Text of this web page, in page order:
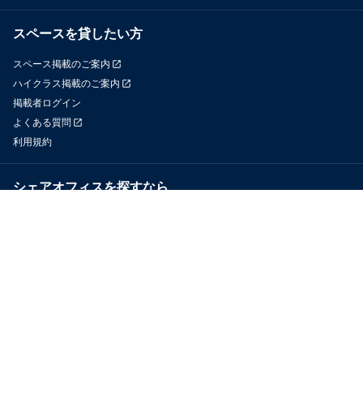
スペースを貸したい方
スペース掲載のご案内
ハイクラス掲載のご案内
掲載者ログイン
よくある質問
利用規約
シェアオフィスを探すなら